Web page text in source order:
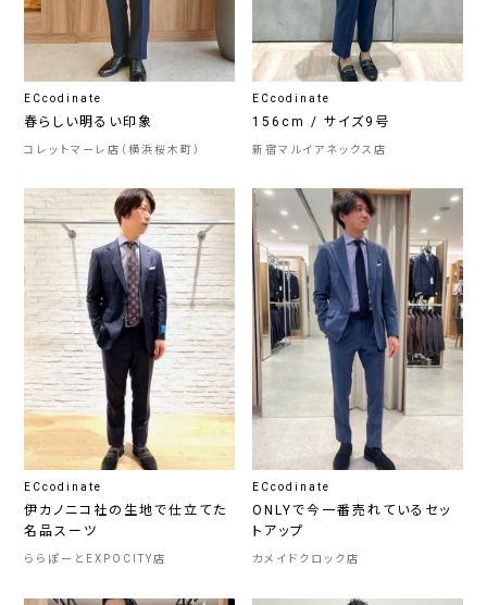
ECcodinate
春らしい明るい印象
コレットマーレ店（横浜桜木町）
ECcodinate
156cm / サイズ9号
新宿マルイアネックス店
ECcodinate
伊カノニコ社の生地で仕立てた
名品スーツ
ららぽーとEXPOCITY店
ECcodinate
ONLYで今一番売れているセッ
トアップ
カメイドクロック店